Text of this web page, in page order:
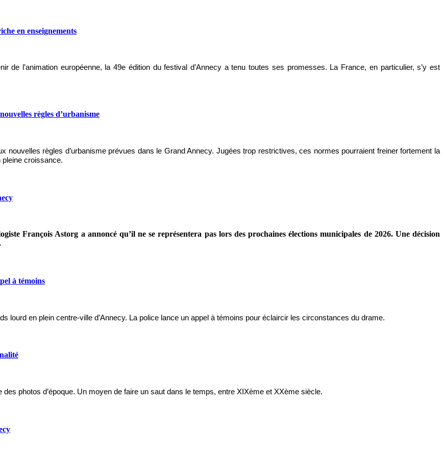
en enseignements
de l’animation européenne, la 49e édition du festival d’Annecy a tenu toutes ses promesses. La France, en particulier, s’y est
règles d’urbanisme
nouvelles règles d’urbanisme prévues dans le Grand Annecy. Jugées trop restrictives, ces normes pourraient freiner fortement la
pleine croissance.
François Astorg a annoncé qu’il ne se représentera pas lors des prochaines élections municipales de 2026. Une décision
à témoins
lourd en plein centre-ville d’Annecy. La police lance un appel à témoins pour éclaircir les circonstances du drame.
photos d’époque. Un moyen de faire un saut dans le temps, entre XIXème et XXème siècle.